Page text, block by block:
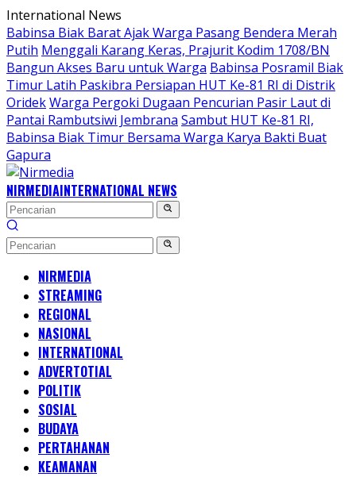
Langsung
ke
konten
International News
Babinsa Biak Barat Ajak Warga Pasang Bendera Merah
Putih Menggali Karang Keras, Prajurit Kodim 1708/BN
Bangun Akses Baru untuk Warga Babinsa Posramil Biak
Timur Latih Paskibra Persiapan HUT Ke-81 RI di Distrik
OridekWarga Pergoki Dugaan Pencurian Pasir Laut di
Pantai Rambutsiwi Jembrana Sambut HUT Ke-81 RI,
Babinsa Biak Timur Bersama Warga Karya Bakti Buat
Gapura
NIRMEDIAINTERNATIONAL NEWS
NIRMEDIA
STREAMING
REGIONAL
NASIONAL
INTERNATIONAL
ADVERTOTIAL
POLITIK
SOSIAL
BUDAYA
PERTAHANAN
KEAMANAN